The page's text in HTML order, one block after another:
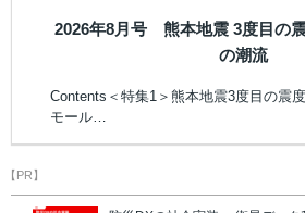
2026年8月号 熊本地震 3度目の
の潮流
Contents＜特集1＞熊本地震3度目の震
モール…
【PR】